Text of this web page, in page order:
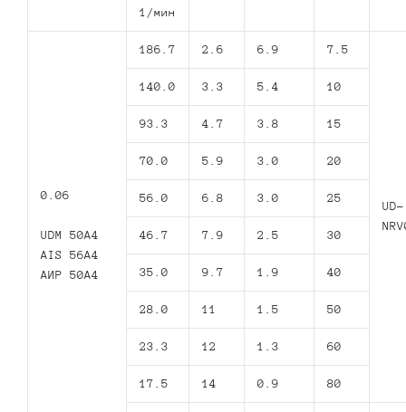
1/мин
0.06
UDM 50A4
AIS 56A4
AИР 50А4
186.7 2.6 6.9 7.5
UD-
140.0 3.3 5.4 10
93.3 4.7 3.8 15
70.0 5.9 3.0 20
56.0 6.8 3.0 25
46.7 7.9 2.5 30
35.0 9.7 1.9 40
28.0 11 1.5 50
23.3 12 1.3 60
17.5 14 0.9 80